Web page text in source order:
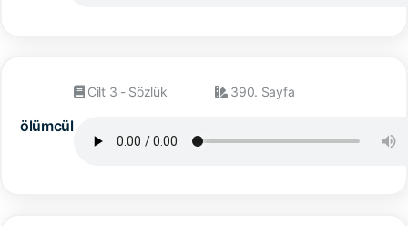
ölümcül
Cilt 3 - Sözlük 390. Sayfa